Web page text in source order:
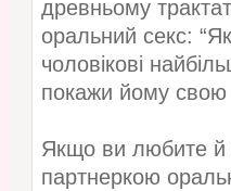
древньому
оральний секс:
чоловікові
покажи йому свою
Якщо ви любите й
партнеркою